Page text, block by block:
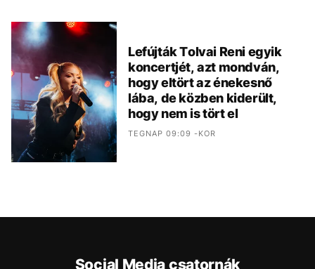
Lefújták Tolvai Reni egyik
koncertjét, azt mondván,
hogy eltört az énekesnő
lába, de közben kiderült,
hogy nem is tört el
TEGNAP 09:09 -KOR
Social Media csatornák